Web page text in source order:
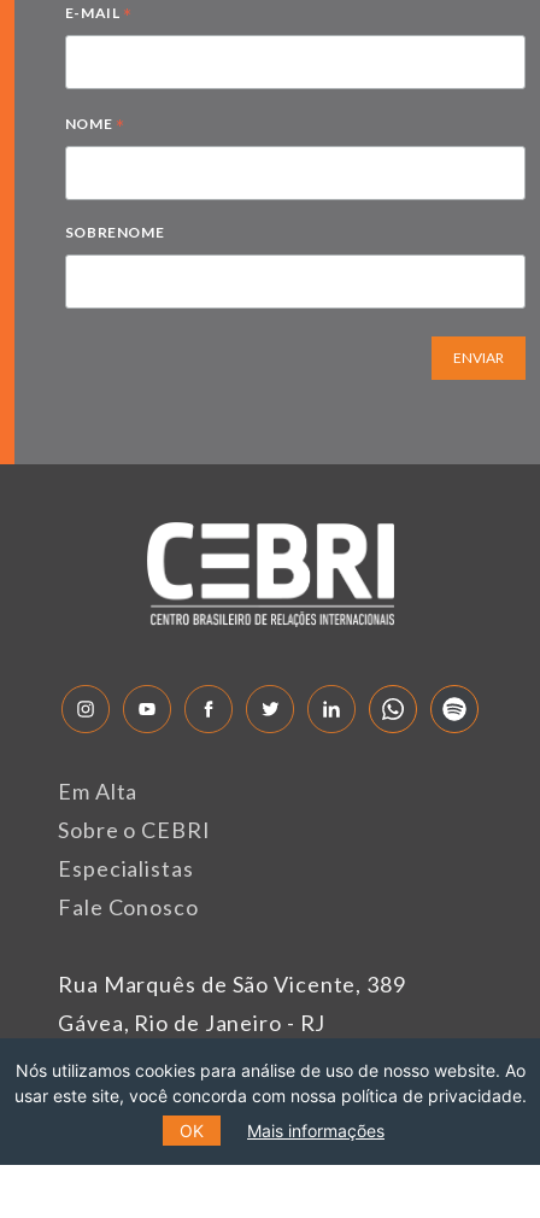
E-MAIL *
NOME *
SOBRENOME
ENVIAR
Rua Marquês de São Vicente, 389
Gávea, Rio de Janeiro - RJ
Cep: 22451-047
Fone: +55 (21) 99627-2758
Em Alta
Sobre o CEBRI
Especialistas
Fale Conosco
Nós utilizamos cookies para análise de uso de nosso website. Ao
usar este site, você concorda com nossa política de privacidade.
OK
Mais informações